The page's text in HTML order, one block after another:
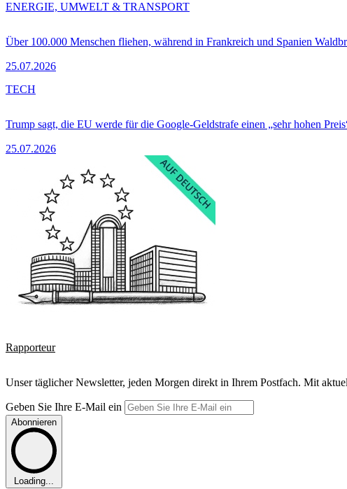
Über 100.000 Menschen fliehen, während in Frankreich und Spanien
25.07.2026
ENERGIE, UMWELT & TRANSPORT
Trump sagt, die EU werde für die Google-Geldstrafe einen „sehr hohen
25.07.2026
TECH
Rapporteur
Unser täglicher Newsletter, jeden Morgen direkt in Ihrem Postfach. Mit
Geben Sie Ihre E-Mail ein
Abonnieren
Loading...